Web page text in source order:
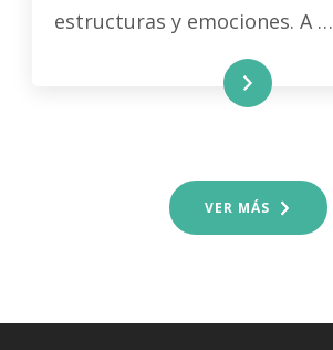
estructuras y emociones. A …
LEER MÁS
VER MÁS